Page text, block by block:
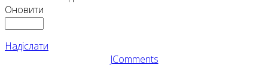
Оновити
Надіслати
JComments